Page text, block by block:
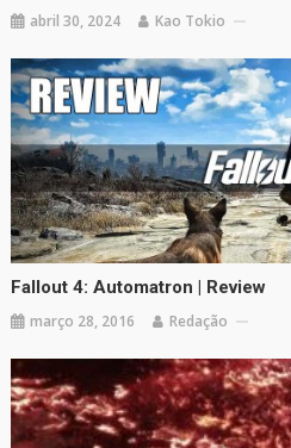
abril 30, 2024 Kao Tokio
Fallout 4: Automatron | Review
março 28, 2016 Redação